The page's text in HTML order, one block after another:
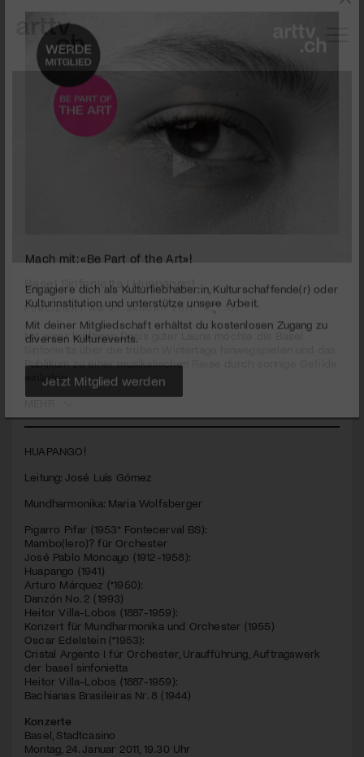
minutes,
seconds
Basel Sinfonietta | Huapango!
PUBLIZIERT AM 27. JANUAR 2011
Mit einer kräftigen Dosis guter Laune möchte die Basel
Publikum zu einer musikalischen Reise durch sonnige Gefilde
einladen.
HUAPANGO!
Leitung: José Luís Gómez
Mundharmonika: Maria Wolfsberger
Pigarro Pifar (1953* Fontecerval BS):
Mambo(lero)? für Orchester
José Pablo Moncayo (1912-1958):
Huapango (1941)
Arturo Márquez (*1950):
Danzón No. 2 (1993)
Heitor Villa-Lobos (1887-1959):
Konzert für Mundharmonika und Orchester (1955)
Oscar Edelstein (*1953):
Cristal Argento I für Orchester, Uraufführung, Auftragswerk
der basel sinfonietta
Heitor Villa-Lobos (1887-1959):
Bachianas Brasileiras Nr. 8 (1944)
Konzerte
Basel, Stadtcasino
Montag, 24. Januar 2011, 19.30 Uhr
Engagiere dich als Kulturliebhaber:in, Kulturschaffende(r) oder
Kulturinstitution und unterstütze unsere Arbeit.
Mit deiner Mitgliedschaft erhältst du kostenlosen Zugang zu
Jetzt Mitglied werden